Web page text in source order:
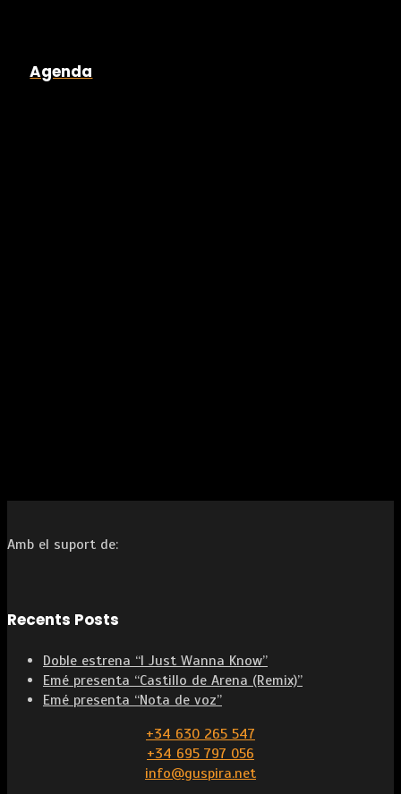
Agenda
Amb el suport de:
Recents Posts
Doble estrena “I Just Wanna Know”
Emé presenta “Castillo de Arena (Remix)”
Emé presenta “Nota de voz”
+34 630 265 547
+34 695 797 056
info@guspira.net